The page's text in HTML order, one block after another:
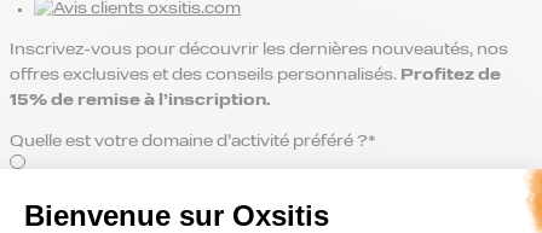
Bienvenue sur Oxsitis
Inscrivez-vous pour découvrir les dernières nouveautés, nos
offres exclusives et des conseils personnalisés. Profitez de
15% de remise à l’inscription.
Quelle est votre domaine d’activité préféré ?*
Route